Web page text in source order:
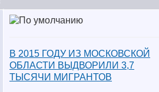
В 2015 ГОДУ ИЗ МОСКОВСКОЙ
ОБЛАСТИ ВЫДВОРИЛИ 3,7
ТЫСЯЧИ МИГРАНТОВ